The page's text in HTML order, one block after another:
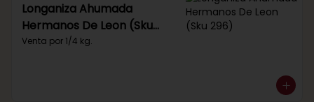
Longaniza Ahumada
Hermanos De Leon (Sku
296)
Venta por 1/4 kg.